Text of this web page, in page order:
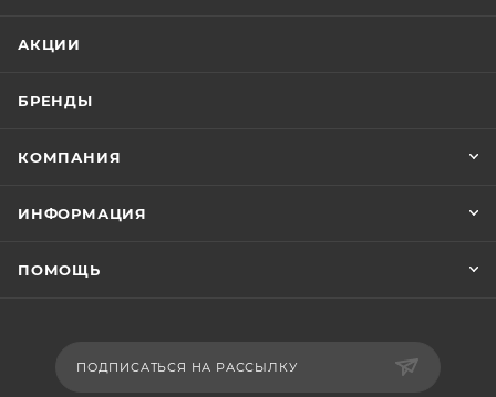
АКЦИИ
БРЕНДЫ
КОМПАНИЯ
ИНФОРМАЦИЯ
ПОМОЩЬ
ПОДПИСАТЬСЯ НА РАССЫЛКУ